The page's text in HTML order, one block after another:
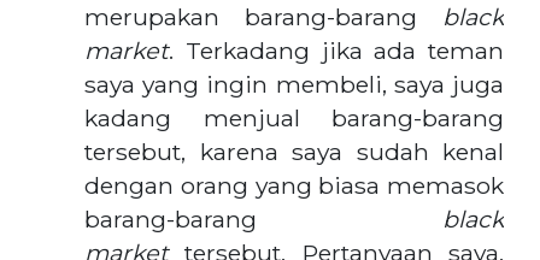
merupakan barang-barang black
market. Terkadang jika ada teman
saya yang ingin membeli, saya juga
kadang menjual barang-barang
tersebut, karena saya sudah kenal
dengan orang yang biasa memasok
barang-barang black
markettersebut. Pertanyaan saya,